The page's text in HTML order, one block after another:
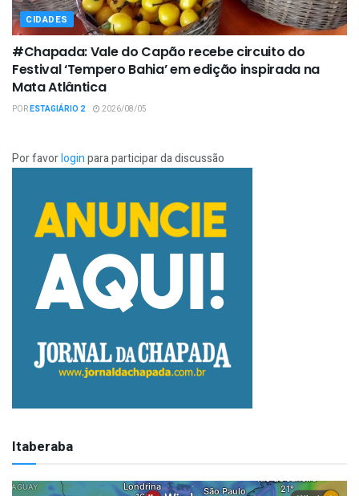
CIDADES
#Chapada: Vale do Capão recebe circuito do
Festival ‘Tempero Bahia’ em edição inspirada na
Mata Atlântica
PORESTAGIÁRIO 2 2026/08/05
Por favorloginpara participar da discussão
Itaberaba